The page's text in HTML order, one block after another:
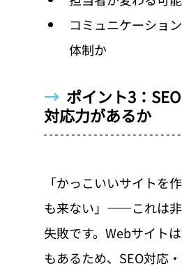
コミュニケーショ
体制か
→ ポイント3：
対応力があるか
「かっこいいサイトを
も来ない」——これは
失敗です。Webサイト
もあるため、SEO対応